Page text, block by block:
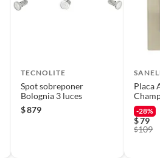
TECNOLITE
Spot sobreponer
Bolognia 3 luces
$879
Placa
-28%
$79
$109